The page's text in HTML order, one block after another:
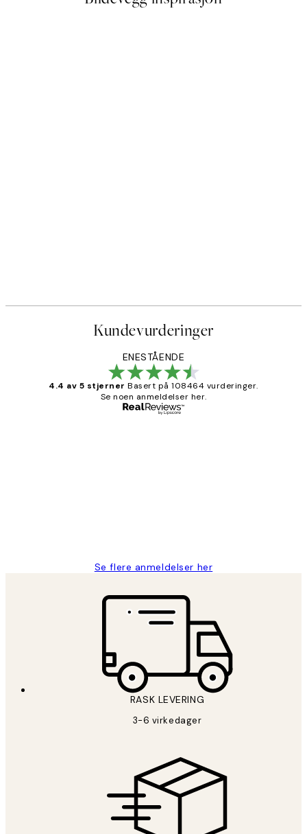
Kundevurderinger
ENESTÅENDE
4.4 av 5 stjerner Basert på 108464 vurderinger.
Se noen anmeldelser her.
Se flere anmeldelser her
RASK LEVERING
3-6 virkedager